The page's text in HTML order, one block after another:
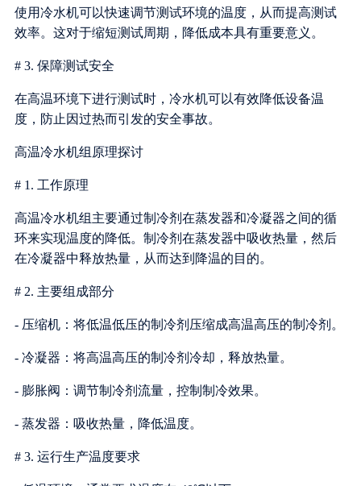
使用冷水机可以快速调节测试环境的温度，从而提高测试
效率。这对于缩短测试周期，降低成本具有重要意义。
# 3. 保障测试安全
在高温环境下进行测试时，冷水机可以有效降低设备温
度，防止因过热而引发的安全事故。
高温冷水机组原理探讨
# 1. 工作原理
高温冷水机组主要通过制冷剂在蒸发器和冷凝器之间的循
环来实现温度的降低。制冷剂在蒸发器中吸收热量，然后
在冷凝器中释放热量，从而达到降温的目的。
# 2. 主要组成部分
- 压缩机：将低温低压的制冷剂压缩成高温高压的制冷剂。
- 冷凝器：将高温高压的制冷剂冷却，释放热量。
- 膨胀阀：调节制冷剂流量，控制制冷效果。
- 蒸发器：吸收热量，降低温度。
# 3. 运行生产温度要求